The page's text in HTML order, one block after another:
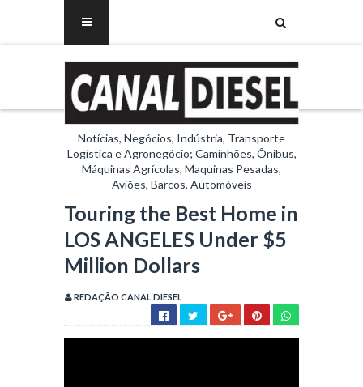
Notícias, Negócios, Indústria, Transporte
Logística e Agronegócio; Caminhões, Ônibus,
Máquinas Agrícolas, Maquinas Pesadas,
Aviões, Barcos, Automóveis
Touring the Best Home in
LOS ANGELES Under $5
Million Dollars
REDAÇÃO CANAL DIESEL